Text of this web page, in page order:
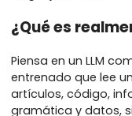
lenguaje grandes
realmente y qué
lenguaje sencillo.
¿Qué es